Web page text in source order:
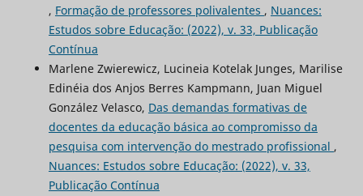
, Formação de professores polivalentes , Nuances:
Estudos sobre Educação: (2022), v. 33, Publicação
Contínua
Marlene Zwierewicz, Lucineia Kotelak Junges, Marilise
Edinéia dos Anjos Berres Kampmann, Juan Miguel
González Velasco, Das demandas formativas de
docentes da educação básica ao compromisso da
pesquisa com intervenção do mestrado profissional ,
Nuances: Estudos sobre Educação: (2022), v. 33,
Publicação Contínua